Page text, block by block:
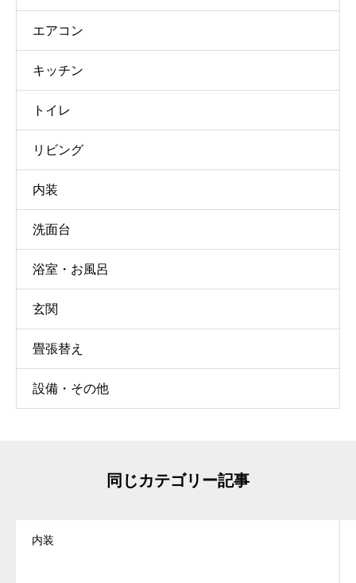
エアコン
キッチン
トイレ
リビング
内装
洗面台
浴室・お風呂
玄関
畳張替え
設備・その他
同じカテゴリー記事
内装